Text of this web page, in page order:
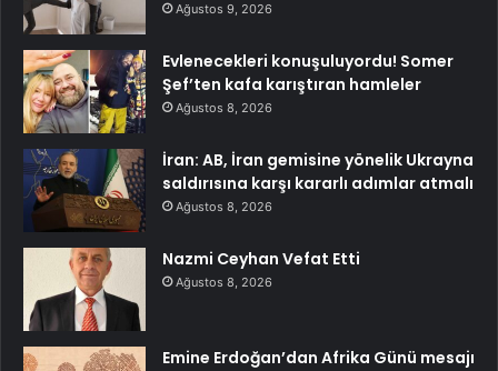
Ağustos 9, 2026
Evlenecekleri konuşuluyordu! Somer
Şef’ten kafa karıştıran hamleler
Ağustos 8, 2026
İran: AB, İran gemisine yönelik Ukrayna
saldırısına karşı kararlı adımlar atmalı
Ağustos 8, 2026
Nazmi Ceyhan Vefat Etti
Ağustos 8, 2026
Emine Erdoğan’dan Afrika Günü mesajı